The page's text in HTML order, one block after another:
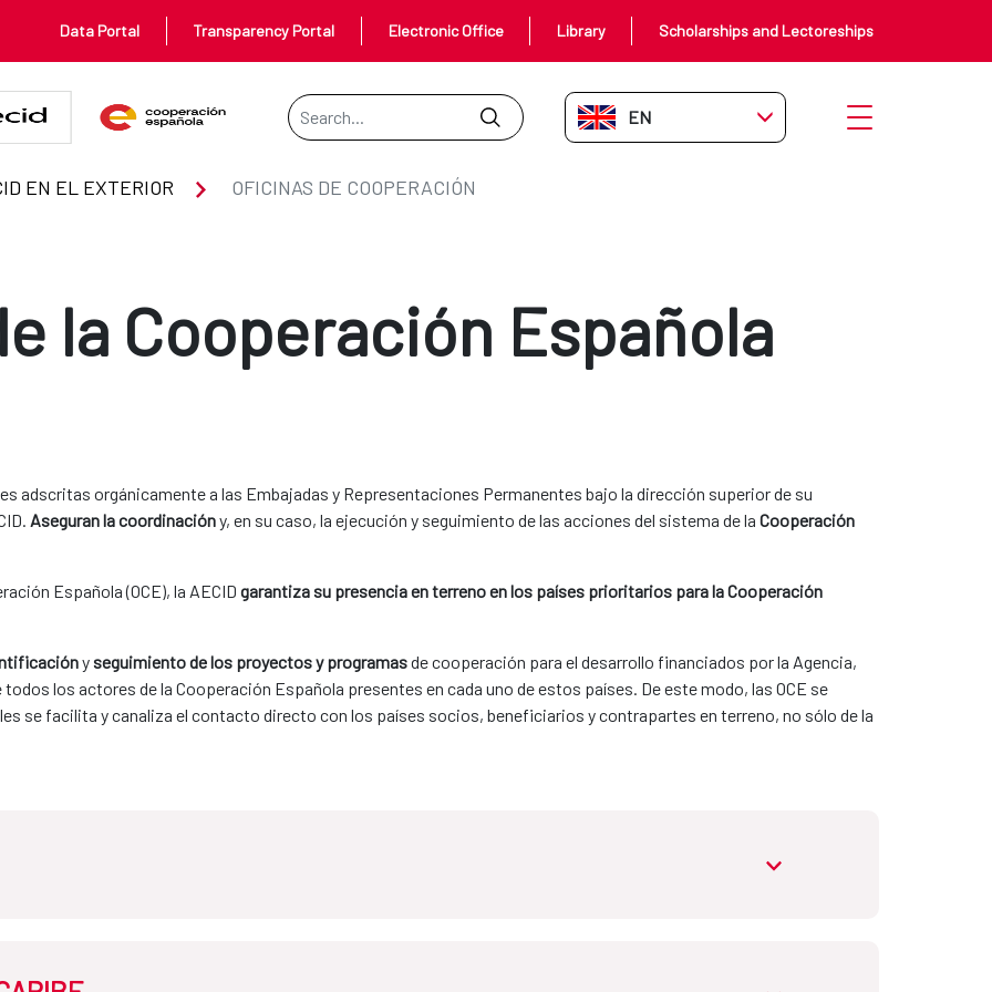
Data Portal Transparency Portal Electronic Office Library Scholarships and Lectoreships
Search Bar
EN-GB Open menu
EN EL EXTERIOR OFICINAS DE COOPERACIÓN
la Cooperación Española
adscritas orgánicamente a las Embajadas y Representaciones Permanentes bajo la dirección superior de su
Aseguran la coordinación y, en su caso, la ejecución y seguimiento de las acciones del sistema de la Cooperación
Española (OCE), la AECID garantiza su presencia en terreno en los países prioritarios para la Cooperación
y seguimiento de los proyectos y programas de cooperación para el desarrollo financiados por la Agencia,
todos los actores de la Cooperación Española presentes en cada uno de estos países. De este modo, las OCE se
se facilita y canaliza el contacto directo con los países socios, beneficiarios y contrapartes en terreno, no sólo de la
abrir.desplegable